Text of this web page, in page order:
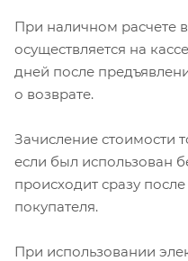
При наличном расчете
осуществляется на
дней после
о возврате.
Зачисление стоимости
если был использован
происходит сразу
покупателя.
При использовании